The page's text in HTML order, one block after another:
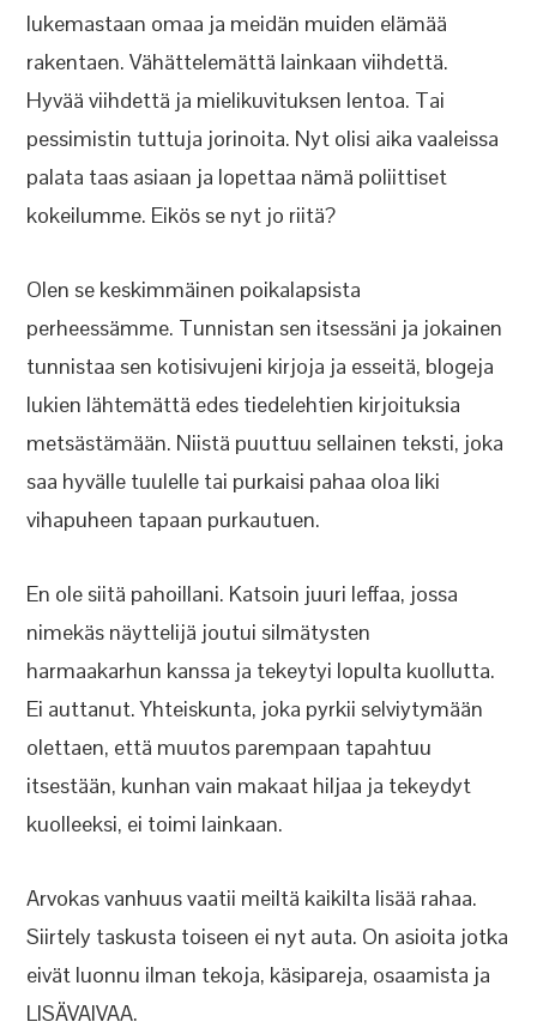
lukemastaan omaa ja meidän muiden elämää
rakentaen. Vähättelemättä lainkaan viihdettä.
Hyvää viihdettä ja mielikuvituksen lentoa. Tai
pessimistin tuttuja jorinoita. Nyt olisi aika vaaleissa
palata taas asiaan ja lopettaa nämä poliittiset
kokeilumme. Eikös se nyt jo riitä?
Olen se keskimmäinen poikalapsista
perheessämme. Tunnistan sen itsessäni ja jokainen
tunnistaa sen kotisivujeni kirjoja ja esseitä, blogeja
lukien lähtemättä edes tiedelehtien kirjoituksia
metsästämään. Niistä puuttuu sellainen teksti, joka
saa hyvälle tuulelle tai purkaisi pahaa oloa liki
vihapuheen tapaan purkautuen.
En ole siitä pahoillani. Katsoin juuri leffaa, jossa
nimekäs näyttelijä joutui silmätysten
harmaakarhun kanssa ja tekeytyi lopulta kuollutta.
Ei auttanut. Yhteiskunta, joka pyrkii selviytymään
olettaen, että muutos parempaan tapahtuu
itsestään, kunhan vain makaat hiljaa ja tekeydyt
kuolleeksi, ei toimi lainkaan.
Arvokas vanhuus vaatii meiltä kaikilta lisää rahaa.
Siirtely taskusta toiseen ei nyt auta. On asioita jotka
eivät luonnu ilman tekoja, käsipareja, osaamista ja
LISÄVAIVAA.